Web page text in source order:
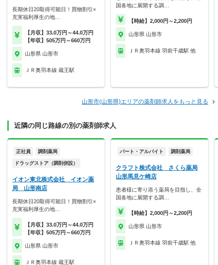
長期休日20取得可能日！買物割引×
充実福利厚生の地…
【月収】33.0万円～44.0万円
【年収】505万円～660万円
山形県 山形市
ＪＲ奥羽本線 蔵王駅
国各地に展開する調…
【時給】2,000円～2,200円
山形県 山形市
ＪＲ奥羽本線 羽前千歳駅 他
山形市(山形県)エリアの薬剤師求人をもっと見る
近隣の同じ路線の別の薬剤師求人
正社員 調剤薬局
ドラッグストア（調剤併設）
イオン東北株式会社 イオン薬
局 山形南店
長期休日20取得可能日！買物割引×
充実福利厚生の地…
【月収】33.0万円～44.0万円
【年収】505万円～660万円
山形県 山形市
ＪＲ奥羽本線 蔵王駅
パート・アルバイト 調剤薬局
クラフト株式会社 さくら薬局
山形馬見ケ崎店
患者様に寄り添う薬局を目指し、全
国各地に展開する調…
【時給】2,000円～2,200円
山形県 山形市
ＪＲ奥羽本線 羽前千歳駅 他